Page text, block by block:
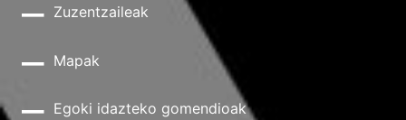
Zuzentzaileak
Mapak
Egoki idazteko gomendioak